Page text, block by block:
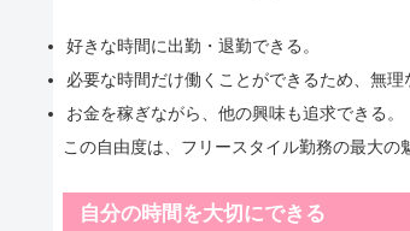
好きな時間に出勤・退勤できる。
必要な時間だけ働くことができるため、無理
お金を稼ぎながら、他の興味も追求できる。
この自由度は、フリースタイル勤務の最大の
自分の時間を大切にできる